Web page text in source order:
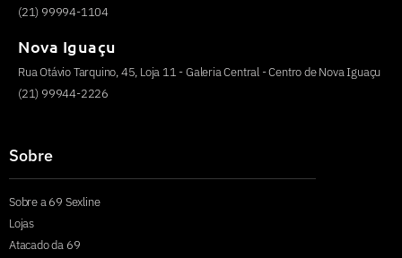
(21) 99994-1104
Nova Iguaçu
Rua Otávio Tarquino, 45, Loja 11 - Galeria Central - Centro de Nova Iguaçu
(21) 99944-2226
Sobre
Sobre a 69 Sexline
Lojas
Atacado da 69